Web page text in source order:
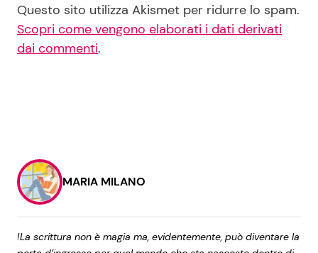
Questo sito utilizza Akismet per ridurre lo spam.
Scopri come vengono elaborati i dati derivati
dai commenti.
MARIA MILANO
!La scrittura non è magia ma, evidentemente, può diventare la